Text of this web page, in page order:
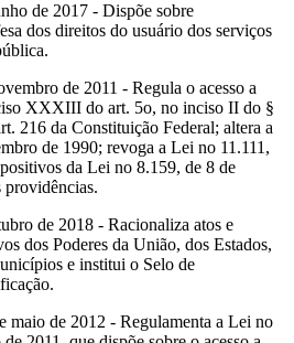
de 2017 - Dispõe sobre
dos direitos do usuário dos serviços
de 2011 - Regula o acesso a
XXXIII do art. 5o, no inciso II do §
216 da Constituição Federal; altera a
de 1990; revoga a Lei no 11.111,
da Lei no 8.159, de 8 de
providências.
de 2018 - Racionaliza atos e
dos Poderes da União, dos Estados,
e institui o Selo de
maio de 2012 - Regulamenta a Lei no